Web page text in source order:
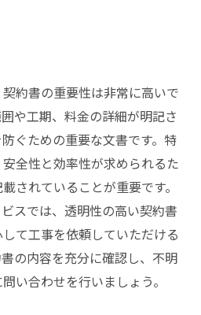
約書の重要性は非常に高いで
や工期、料金の詳細が明記さ
ぐための重要な文書です。特
全性と効率性が求められるた
されていることが重要です。
スでは、透明性の高い契約書
て工事を依頼していただける
の内容を充分に確認し、不明
い合わせを行いましょう。